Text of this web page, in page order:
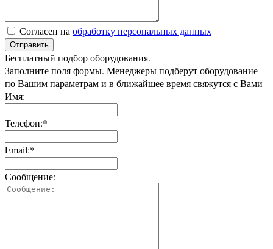
Согласен на обработку персональных данных
Отправить
Бесплатный подбор оборудования.
Заполните поля формы. Менеджеры подберут оборудование
по Вашим параметрам и в ближайшее время свяжутся с Вами
Имя:
Телефон:*
Email:*
Сообщение: